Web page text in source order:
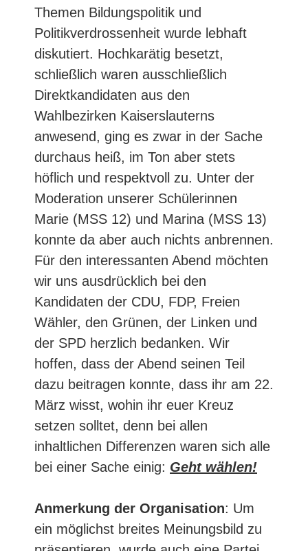
Themen Bildungspolitik und
Politikverdrossenheit wurde lebhaft
diskutiert. Hochkarätig besetzt,
schließlich waren ausschließlich
Direktkandidaten aus den
Wahlbezirken Kaiserslauterns
anwesend, ging es zwar in der Sache
durchaus heiß, im Ton aber stets
höflich und respektvoll zu. Unter der
Moderation unserer Schülerinnen
Marie (MSS 12) und Marina (MSS 13)
konnte da aber auch nichts anbrennen.
Für den interessanten Abend möchten
wir uns ausdrücklich bei den
Kandidaten der CDU, FDP, Freien
Wähler, den Grünen, der Linken und
der SPD herzlich bedanken. Wir
hoffen, dass der Abend seinen Teil
dazu beitragen konnte, dass ihr am 22.
März wisst, wohin ihr euer Kreuz
setzen solltet, denn bei allen
inhaltlichen Differenzen waren sich alle
bei einer Sache einig: Geht wählen!
Anmerkung der Organisation: Um
ein möglichst breites Meinungsbild zu